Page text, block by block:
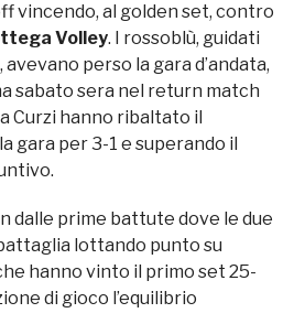
vincendo, al golden set, contro
Volley. I rossoblù, guidati
perso la gara d’andata,
sabato sera nel return match
Curzi hanno ribaltato il
gara per 3-1 e superando il
dalle prime battute dove le due
lottando punto su
hanno vinto il primo set 25-
di gioco l’equilibrio